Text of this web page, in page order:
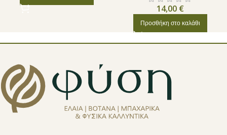
14,00 €
Προσθήκη στο καλάθι